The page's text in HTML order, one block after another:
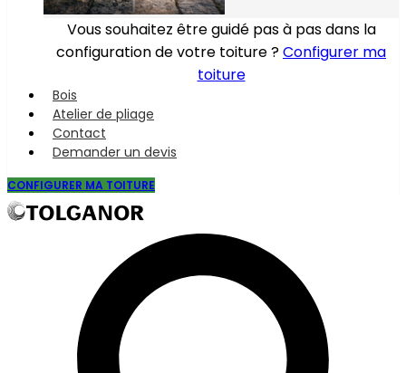
Vous souhaitez être guidé pas à pas dans la
configuration de votre toiture ?Configurer ma
toiture
Bois
Atelier de pliage
Contact
Demander un devis
CONFIGURER MA TOITURE